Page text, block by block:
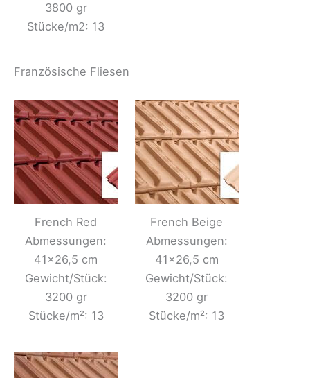
3800 gr
Stücke/m2: 13
Französische Fliesen
French Red
Abmessungen:
41×26,5 cm
Gewicht/Stück:
3200 gr
Stücke/m²: 13
French Beige
Abmessungen:
41×26,5 cm
Gewicht/Stück:
3200 gr
Stücke/m²: 13